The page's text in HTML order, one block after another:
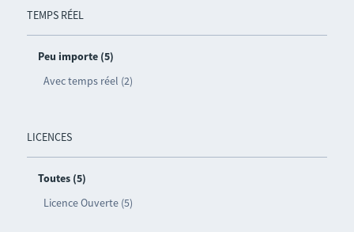
TEMPS RÉEL
Peu importe (5)
Avec temps réel (2)
LICENCES
Toutes (5)
Licence Ouverte (5)